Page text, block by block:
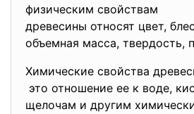
физическим свойствам
древесины относят цвет,
объемная масса, твердость,
Химические свойства
это отношение ее к воде,
щелочам и другим